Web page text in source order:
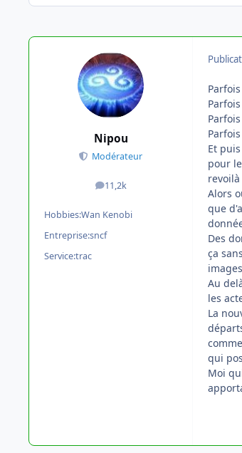
Nipou
Modérateur
11,2k
messages
Hobbies:Wan Kenobi
Entreprise:sncf
Service:trac
Et
pour
Alors
que
Des
ça
Au
les
La
qui
Moi